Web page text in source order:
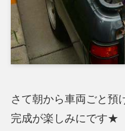
さて朝から車両ごと預
完成が楽しみにです★